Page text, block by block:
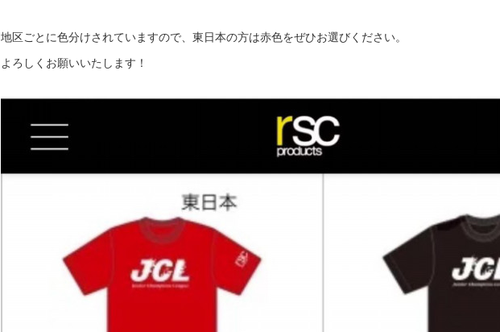
地区ごとに色分けされていますので、東日本の方は赤色をぜひお選びください。
よろしくお願いいたします！